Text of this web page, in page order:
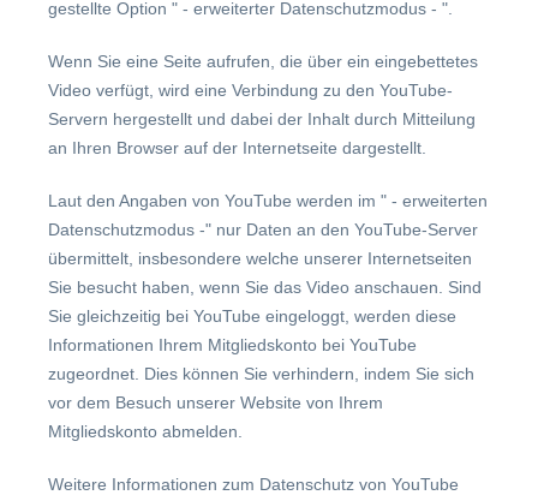
gestellte Option " - erweiterter Datenschutzmodus - ".
Wenn Sie eine Seite aufrufen, die über ein eingebettetes
Video verfügt, wird eine Verbindung zu den YouTube-
Servern hergestellt und dabei der Inhalt durch Mitteilung
an Ihren Browser auf der Internetseite dargestellt.
Laut den Angaben von YouTube werden im " - erweiterten
Datenschutzmodus -" nur Daten an den YouTube-Server
übermittelt, insbesondere welche unserer Internetseiten
Sie besucht haben, wenn Sie das Video anschauen. Sind
Sie gleichzeitig bei YouTube eingeloggt, werden diese
Informationen Ihrem Mitgliedskonto bei YouTube
zugeordnet. Dies können Sie verhindern, indem Sie sich
vor dem Besuch unserer Website von Ihrem
Mitgliedskonto abmelden.
Weitere Informationen zum Datenschutz von YouTube